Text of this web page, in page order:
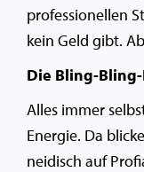
professionellen
kein Geld gibt.
Die Bling-
Alles immer
Energie. Da
neidisch auf